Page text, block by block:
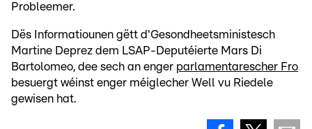
Probleemer.
Dës Informatiounen gëtt d'Gesondheetsministesch
Martine Deprez dem LSAP-Deputéierte Mars Di
Bartolomeo, dee sech an enger parlamentarescher Fro
besuergt wéinst enger méiglecher Well vu Riedele
gewisen hat.